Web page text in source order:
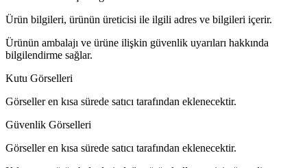
Ürün bilgileri, ürünün üreticisi ile ilgili adres ve bilgileri içerir.
Ürünün ambalajı ve ürüne ilişkin güvenlik uyarıları hakkında
bilgilendirme sağlar.
Kutu Görselleri
Görseller en kısa sürede satıcı tarafından eklenecektir.
Güvenlik Görselleri
Görseller en kısa sürede satıcı tarafından eklenecektir.